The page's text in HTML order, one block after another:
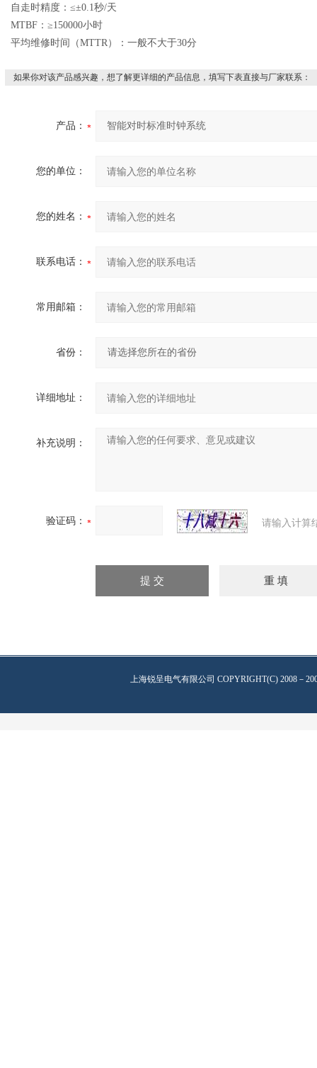
自走时精度：≤±0.1秒/天
MTBF：≥150000小时
平均维修时间（MTTR）：一般不大于30分
如果你对该产品感兴趣，想了解更详细的产品信息，填写下表直接与厂家联系：
产品：
您的单位：
您的姓名：
联系电话：
常用邮箱：
省份：
详细地址：
补充说明：
验证码： 请输入计算
上海锐呈电气有限公司 COPYRIGHT(C) 2008－